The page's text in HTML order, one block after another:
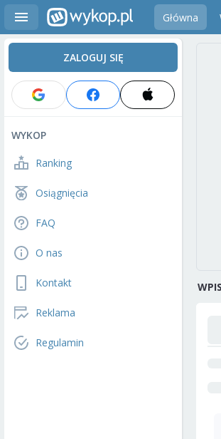
Główna
ZALOGUJ SIĘ
WYKOP
Ranking
Osiągnięcia
FAQ
O nas
Kontakt
Reklama
Regulamin